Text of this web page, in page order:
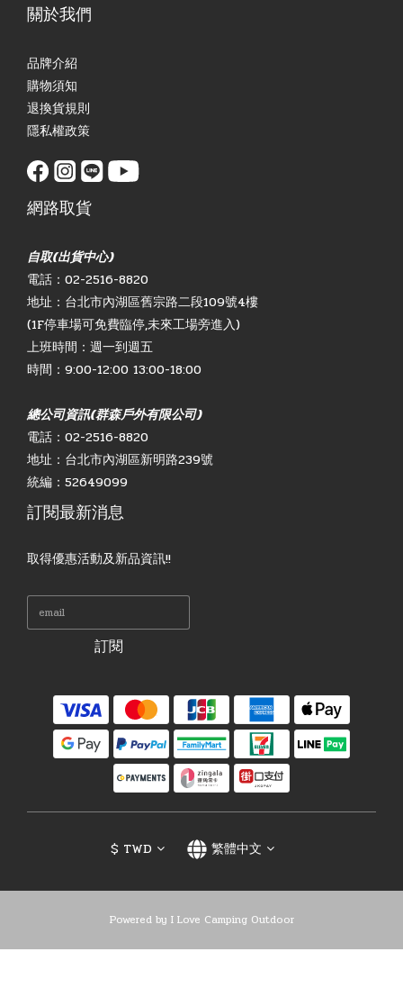
關於我們
品牌介紹
購物須知
退換貨規則
隱私權政策
網路取貨
自取(出貨中心)
電話：02-2516-8820
地址：台北市內湖區舊宗路二段109號4樓
(1F停車場可免費臨停,未來工場旁進入)
上班時間：週一到週五
時間：9:00-12:00 13:00-18:00
總公司資訊(群森戶外有限公司)
電話：02-2516-8820
地址：台北市內湖區新明路239號
統編：52649099
訂閱最新消息
取得優惠活動及新品資訊!!
訂閱
$ TWD 繁體中文
Powered by I Love Camping Outdoor